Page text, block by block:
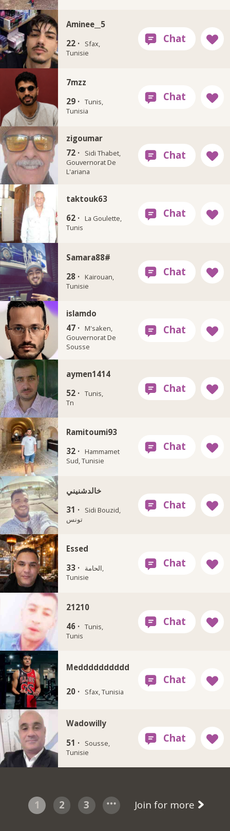
Aminee__5
22 ·
Sfax,
Tunisie
7mzz
29 · Tunis,
Tunisia
zigoumar
72 ·
Sidi Thabet,
Gouvernorat De
L'ariana
taktouk63
62 ·
La Goulette,
Tunis
Samara88#
28 ·
Kairouan,
Tunisie
islamdo
47 ·
M'saken,
Gouvernorat De
Sousse
aymen1414
52 · Tunis,
Tn
Ramitoumi93
32 ·
Hammamet
Sud, Tunisie
خالدشنيني
31 ·
Sidi Bouzid,
تونس‎
Essed
33 ·
الحامة,
Tunisie
21210
46 · Tunis,
Tunis
Medddddddddd
20 · Sfax, Tunisia
Wadowilly
51 ·
Sousse,
Tunisie
1 2 3 Join for more